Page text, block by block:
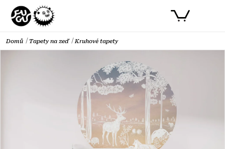
obsah
NÁKUPNÍ
Domů Tapety na zeď Kruhové tapety
PŘIHLÁSIT SE